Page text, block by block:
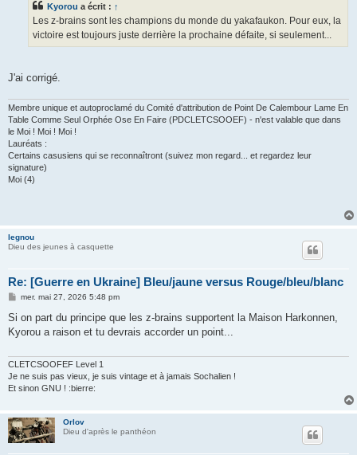
Kyorou a écrit : ↑
Les z-brains sont les champions du monde du yakafaukon. Pour eux, la
victoire est toujours juste derrière la prochaine défaite, si seulement...
J'ai corrigé.
Membre unique et autoproclamé du Comité d'attribution de Point De Calembour Lame En
Table Comme Seul Orphée Ose En Faire (PDCLETCSOOEF) - n'est valable que dans
le Moi ! Moi ! Moi !
Lauréats :
Certains casusiens qui se reconnaîtront (suivez mon regard... et regardez leur
signature)
Moi (4)
legnou
Dieu des jeunes à casquette
Re: [Guerre en Ukraine] Bleu/jaune versus Rouge/bleu/blanc
M
a
mer. mai 27, 2026 5:48 pm
Si on part du principe que les z-brains supportent la Maison Harkonnen,
Kyorou a raison et tu devrais accorder un point...
CLETCSOOFEF Level 1
Je ne suis pas vieux, je suis vintage et à jamais Sochalien !
Et sinon GNU ! :bierre:
Orlov
Dieu d'après le panthéon